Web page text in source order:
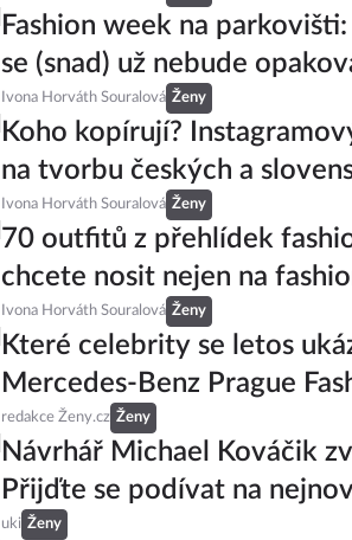
Fashion week na
se (snad) už nebude
Ivona Horváth Souralová Ženy
Koho kopírují?
na tvorbu českých a
Ivona Horváth Souralová Ženy
70 outfitů z přehlídek
chcete nosit nejen na
Ivona Horváth Souralová Ženy
Které celebrity se letos
Mercedes-Benz Prague
redakce Ženy.cz Ženy
Návrhář Michael Kováčik
Přijďte se podívat na
uki Ženy